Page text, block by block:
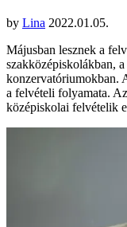
by Lina 2022.01.05.
Májusban lesznek a
szakközépiskolákban,
konzervatóriumokban.
a felvételi folyamata.
középiskolai felvételik